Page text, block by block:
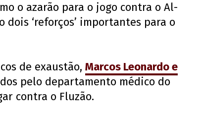
o azarão para o jogo contra o Al-
‘reforços’ importantes para o
de exaustão, Marcos Leonardo e
pelo departamento médico do
contra o Fluzão.